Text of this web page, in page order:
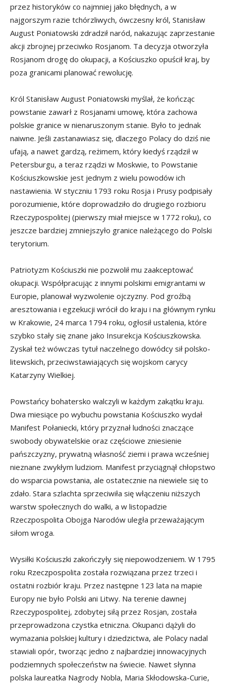
przez historyków co najmniej jako błędnych, a w
najgorszym razie tchórzliwych, ówczesny król, Stanisław
August Poniatowski zdradził naród, nakazując zaprzestanie
akcji zbrojnej przeciwko Rosjanom. Ta decyzja otworzyła
Rosjanom drogę do okupacji, a Kościuszko opuścił kraj, by
poza granicami planować rewolucję.
Król Stanisław August Poniatowski myślał, że kończąc
powstanie zawarł z Rosjanami umowę, która zachowa
polskie granice w nienaruszonym stanie. Było to jednak
naiwne. Jeśli zastanawiasz się, dlaczego Polacy do dziś nie
ufają, a nawet gardzą, reżimem, który kiedyś rządził w
Petersburgu, a teraz rządzi w Moskwie, to Powstanie
Kościuszkowskie jest jednym z wielu powodów ich
nastawienia. W styczniu 1793 roku Rosja i Prusy podpisały
porozumienie, które doprowadziło do drugiego rozbioru
Rzeczypospolitej (pierwszy miał miejsce w 1772 roku), co
jeszcze bardziej zmniejszyło granice należącego do Polski
terytorium.
Patriotyzm Kościuszki nie pozwolił mu zaakceptować
okupacji. Współpracując z innymi polskimi emigrantami w
Europie, planował wyzwolenie ojczyzny. Pod groźbą
aresztowania i egzekucji wrócił do kraju i na głównym rynku
w Krakowie, 24 marca 1794 roku, ogłosił ustalenia, które
szybko stały się znane jako Insurekcja Kościuszkowska.
Zyskał też wówczas tytuł naczelnego dowódcy sił polsko-
litewskich, przeciwstawiających się wojskom carycy
Katarzyny Wielkiej.
Powstańcy bohatersko walczyli w każdym zakątku kraju.
Dwa miesiące po wybuchu powstania Kościuszko wydał
Manifest Połaniecki, który przyznał ludności znaczące
swobody obywatelskie oraz częściowe zniesienie
pańszczyzny, prywatną własność ziemi i prawa wcześniej
nieznane zwykłym ludziom. Manifest przyciągnął chłopstwo
do wsparcia powstania, ale ostatecznie na niewiele się to
zdało. Stara szlachta sprzeciwiła się włączeniu niższych
warstw społecznych do walki, a w listopadzie
Rzeczpospolita Obojga Narodów uległa przeważającym
siłom wroga.
Wysiłki Kościuszki zakończyły się niepowodzeniem. W 1795
roku Rzeczpospolita została rozwiązana przez trzeci i
ostatni rozbiór kraju. Przez następne 123 lata na mapie
Europy nie było Polski ani Litwy. Na terenie dawnej
Rzeczypospolitej, zdobytej siłą przez Rosjan, została
przeprowadzona czystka etniczna. Okupanci dążyli do
wymazania polskiej kultury i dziedzictwa, ale Polacy nadal
stawiali opór, tworząc jedno z najbardziej innowacyjnych
podziemnych społeczeństw na świecie. Nawet słynna
polska laureatka Nagrody Nobla, Maria Skłodowska-Curie,